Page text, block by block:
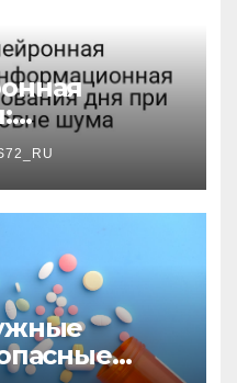
энтропия
при
шума